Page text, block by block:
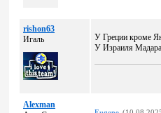
rishon63
Игаль
У Греции кроме
У Израиля Мадара
Alexman